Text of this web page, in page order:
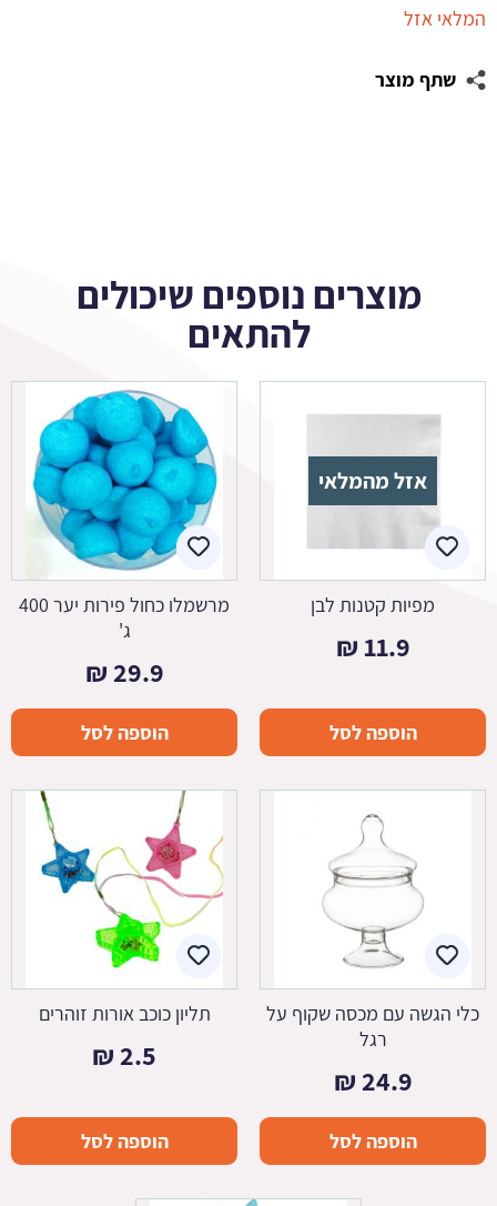
המלאי אזל
שתף מוצר
מוצרים נוספים שיכולים
להתאים
אזל מהמלאי
מפיות קטנות לבן
11.9
₪
הוספה לסל
מרשמלו כחול פירות יער 400
ג'
29.9
₪
הוספה לסל
כלי הגשה עם מכסה שקוף על
רגל
24.9
₪
הוספה לסל
תליון כוכב אורות זוהרים
2.5
₪
הוספה לסל